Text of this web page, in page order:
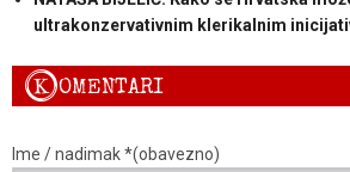
ultrakonzervativnim klerikalnim
KOMENTARI
Ime / nadimak *(obavezno)